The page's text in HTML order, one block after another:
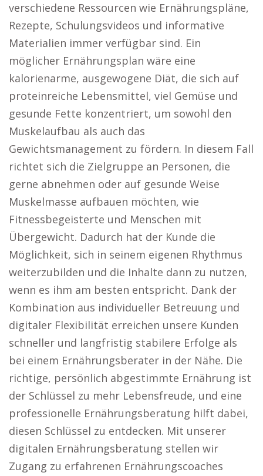
verschiedene Ressourcen wie Ernährungspläne,
Rezepte, Schulungsvideos und informative
Materialien immer verfügbar sind. Ein
möglicher Ernährungsplan wäre eine
kalorienarme, ausgewogene Diät, die sich auf
proteinreiche Lebensmittel, viel Gemüse und
gesunde Fette konzentriert, um sowohl den
Muskelaufbau als auch das
Gewichtsmanagement zu fördern. In diesem Fall
richtet sich die Zielgruppe an Personen, die
gerne abnehmen oder auf gesunde Weise
Muskelmasse aufbauen möchten, wie
Fitnessbegeisterte und Menschen mit
Übergewicht. Dadurch hat der Kunde die
Möglichkeit, sich in seinem eigenen Rhythmus
weiterzubilden und die Inhalte dann zu nutzen,
wenn es ihm am besten entspricht. Dank der
Kombination aus individueller Betreuung und
digitaler Flexibilität erreichen unsere Kunden
schneller und langfristig stabilere Erfolge als
bei einem Ernährungsberater in der Nähe. Die
richtige, persönlich abgestimmte Ernährung ist
der Schlüssel zu mehr Lebensfreude, und eine
professionelle Ernährungsberatung hilft dabei,
diesen Schlüssel zu entdecken. Mit unserer
digitalen Ernährungsberatung stellen wir
Zugang zu erfahrenen Ernährungscoaches